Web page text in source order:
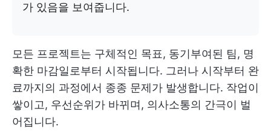
가 있음을 보여줍니다.
모든 프로젝트는 구체적인 목표, 동기부여된 팀, 명
확한 마감일로부터 시작됩니다. 그러나 시작부터 완
료까지의 과정에서 종종 문제가 발생합니다. 작업이
쌓이고, 우선순위가 바뀌며, 의사소통의 간극이 벌
어집니다.